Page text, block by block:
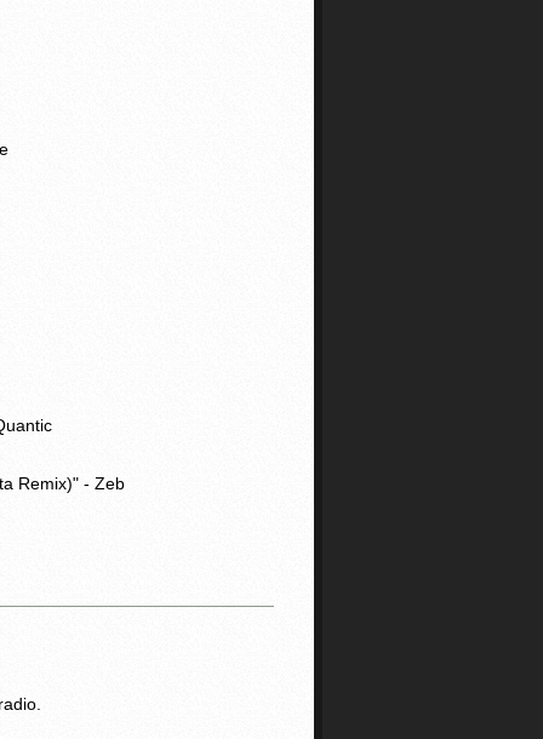
Remix)" - Zeb